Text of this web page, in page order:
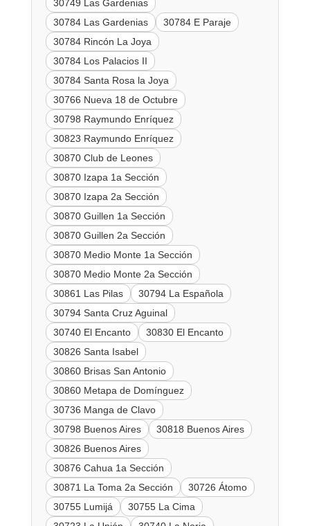
30749 Las Gardenias
30784 Las Gardenias
30784 E Paraje
30784 Rincón La Joya
30784 Los Palacios II
30784 Santa Rosa la Joya
30766 Nueva 18 de Octubre
30798 Raymundo Enríquez
30823 Raymundo Enríquez
30870 Club de Leones
30870 Izapa 1a Sección
30870 Izapa 2a Sección
30870 Guillen 1a Sección
30870 Guillen 2a Sección
30870 Medio Monte 1a Sección
30870 Medio Monte 2a Sección
30861 Las Pilas
30794 La Española
30794 Santa Cruz Aguinal
30740 El Encanto
30830 El Encanto
30826 Santa Isabel
30860 Brisas San Antonio
30860 Metapa de Domínguez
30736 Manga de Clavo
30798 Buenos Aires
30818 Buenos Aires
30826 Buenos Aires
30876 Cahua 1a Sección
30871 La Toma 2a Sección
30726 Átomo
30755 Lumijá
30755 La Cima